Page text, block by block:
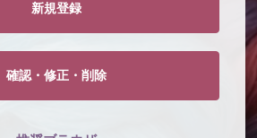
新規登録
確認・修正・削除